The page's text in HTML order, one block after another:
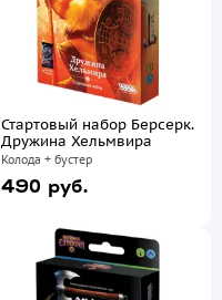
Стартовый набор Берсерк.
Дружина Хельмвира
Колода + бустер
490 руб.